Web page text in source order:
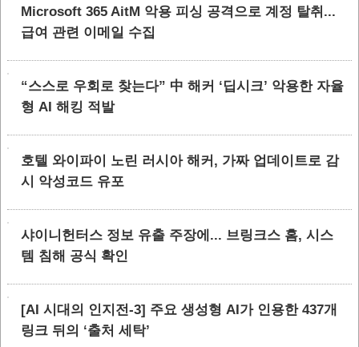
Microsoft 365 AitM 악용 피싱 공격으로 계정 탈취...
급여 관련 이메일 수집
“스스로 우회로 찾는다” 中 해커 ‘딥시크’ 악용한 자율
형 AI 해킹 적발
호텔 와이파이 노린 러시아 해커, 가짜 업데이트로 감
시 악성코드 유포
샤이니헌터스 정보 유출 주장에... 브링크스 홈, 시스
템 침해 공식 확인
[AI 시대의 인지전-3] 주요 생성형 AI가 인용한 437개
링크 뒤의 ‘출처 세탁’